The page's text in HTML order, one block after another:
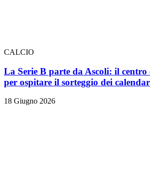
CALCIO
La Serie B parte da Ascoli: il centro
per ospitare il sorteggio dei
18 Giugno 2026